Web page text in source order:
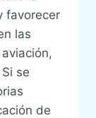
favorecer
las
se
de